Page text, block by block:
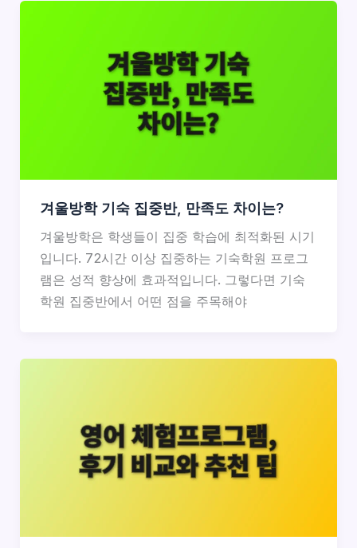
겨울방학 기숙 집중반, 만족도 차이는?
겨울방학은 학생들이 집중 학습에 최적화된 시기
입니다. 72시간 이상 집중하는 기숙학원 프로그
램은 성적 향상에 효과적입니다. 그렇다면 기숙
학원 집중반에서 어떤 점을 주목해야